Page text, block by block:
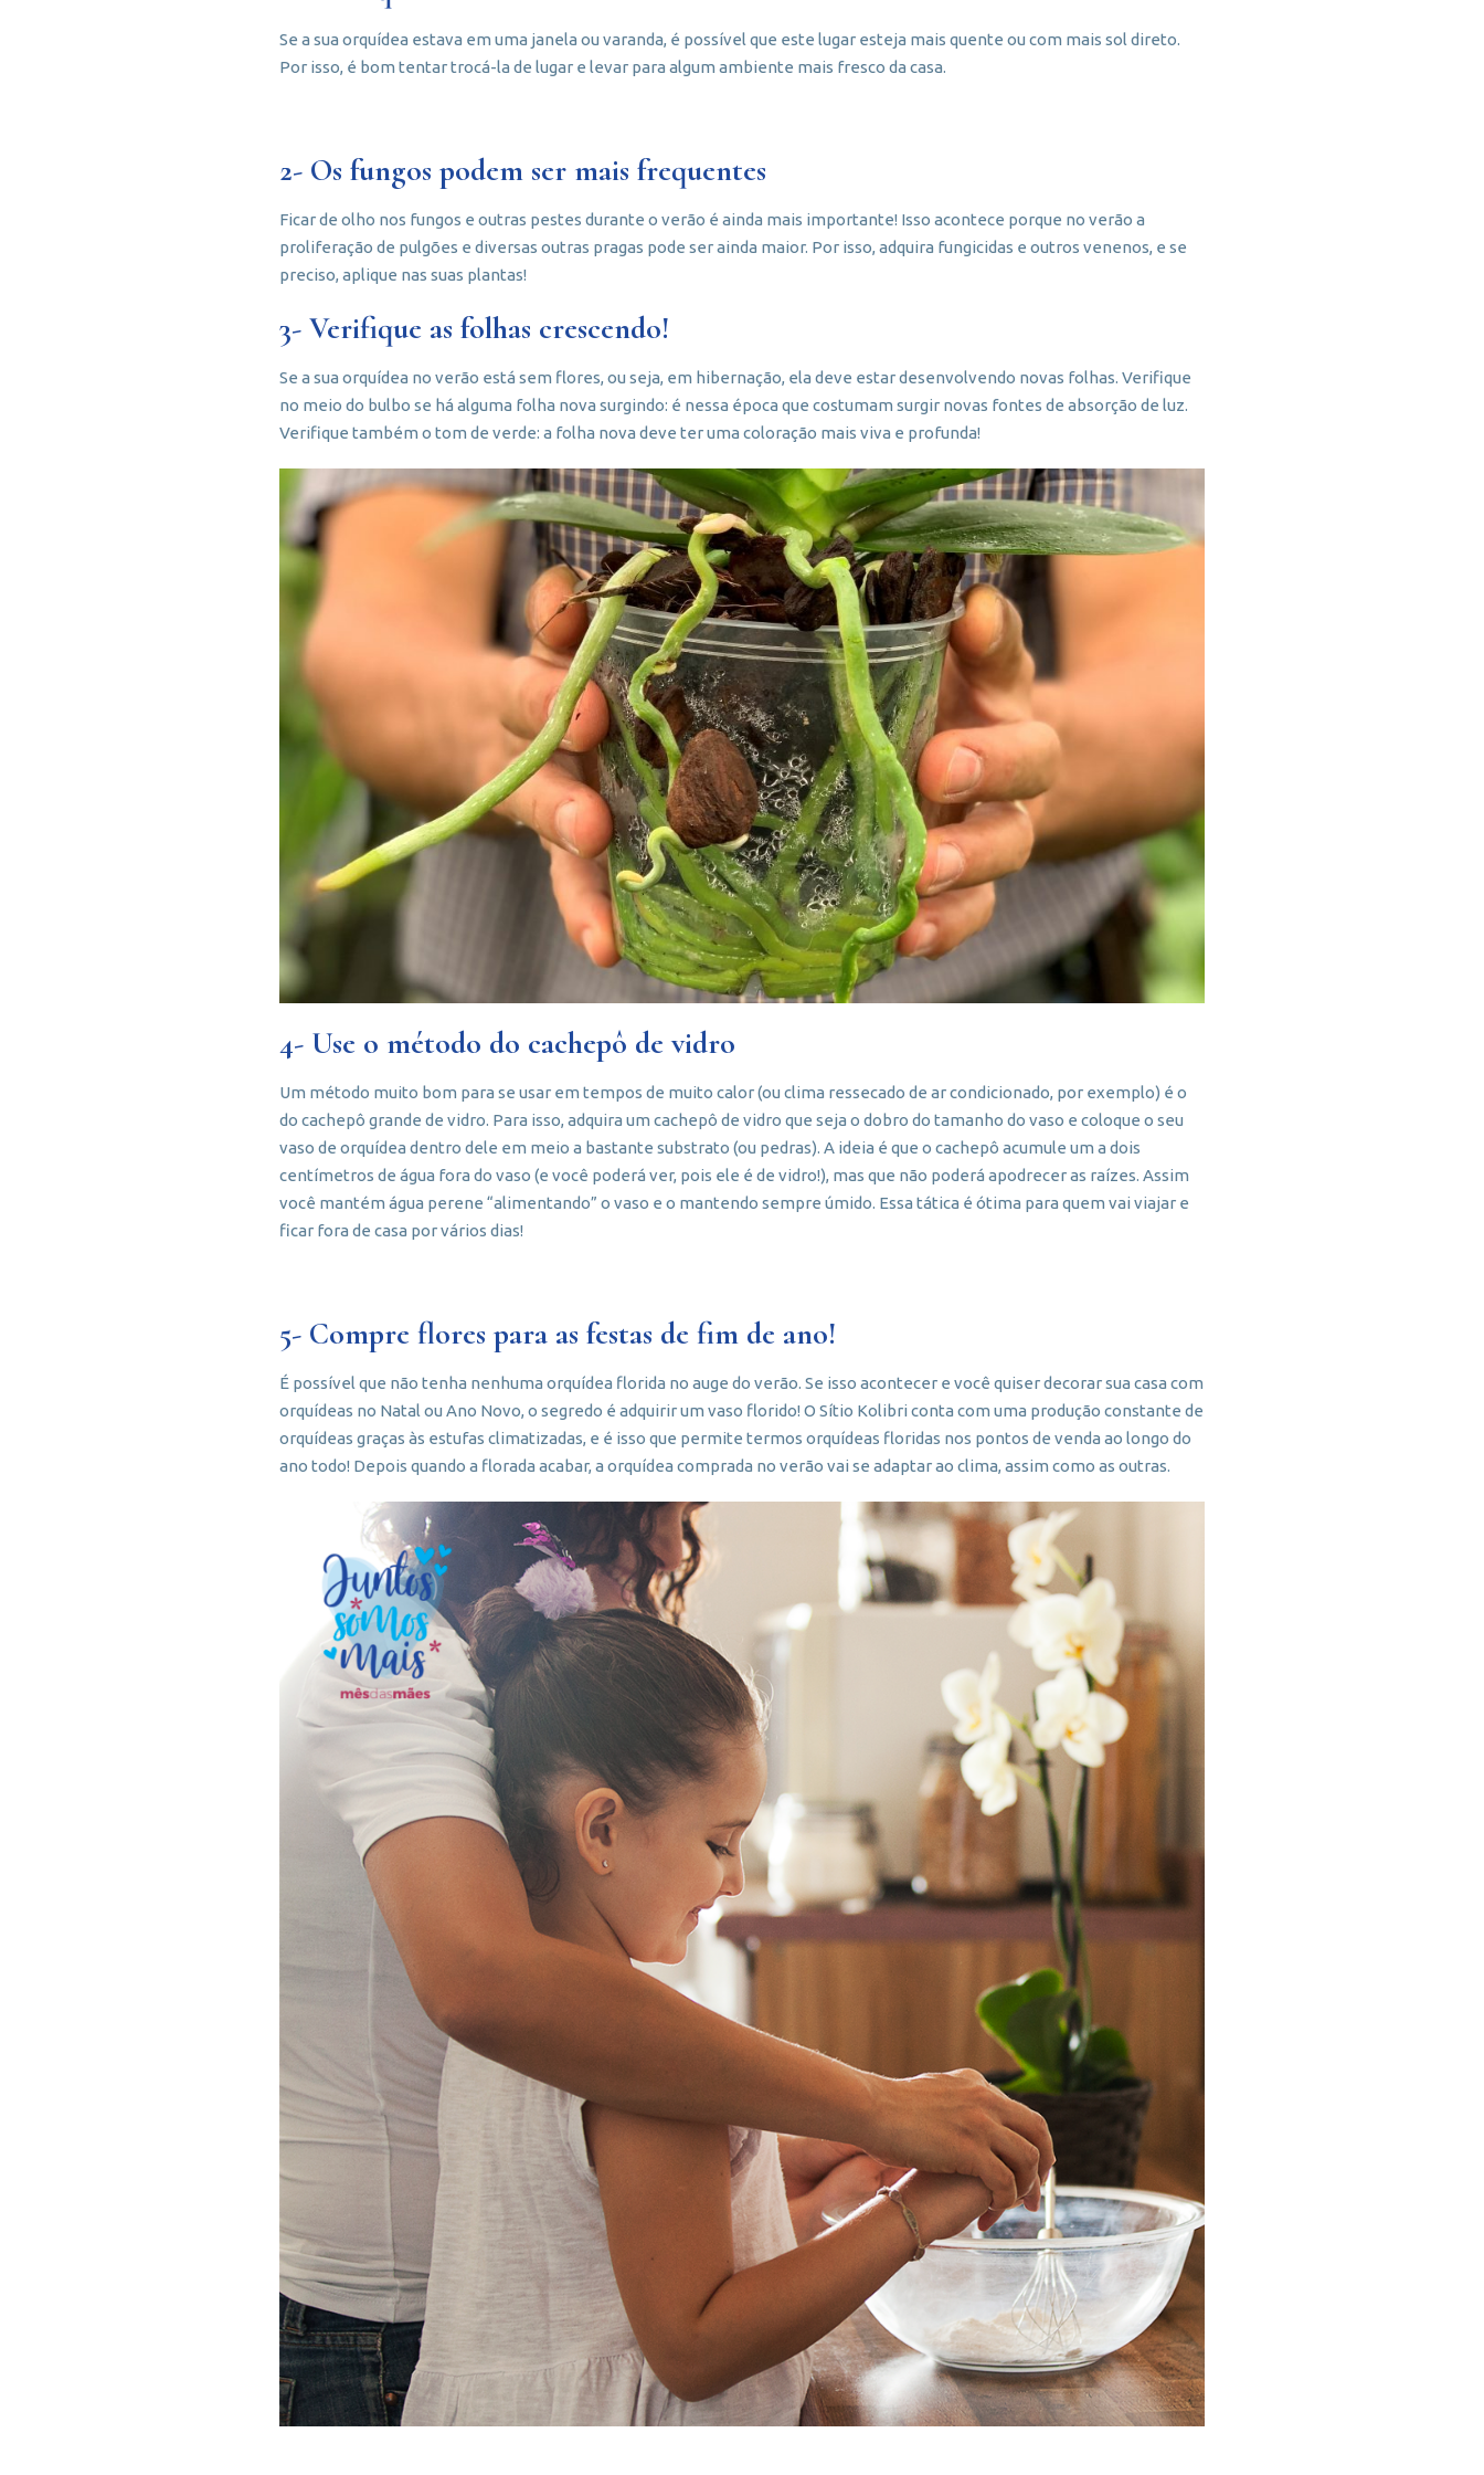
Se a sua orquídea estava em uma janela ou varanda, é possível que este lugar esteja mais quente ou com mais sol direto.
Por isso, é bom tentar trocá-la de lugar e levar para algum ambiente mais fresco da casa.
2- Os fungos podem ser mais frequentes
Ficar de olho nos fungos e outras pestes durante o verão é ainda mais importante! Isso acontece porque no verão a
proliferação de pulgões e diversas outras pragas pode ser ainda maior. Por isso, adquira fungicidas e outros venenos, e se
preciso, aplique nas suas plantas!
3- Verifique as folhas crescendo!
Se a sua orquídea no verão está sem flores, ou seja, em hibernação, ela deve estar desenvolvendo novas folhas. Verifique
no meio do bulbo se há alguma folha nova surgindo: é nessa época que costumam surgir novas fontes de absorção de luz.
Verifique também o tom de verde: a folha nova deve ter uma coloração mais viva e profunda!
4- Use o método do cachepô de vidro
Um método muito bom para se usar em tempos de muito calor (ou clima ressecado de ar condicionado, por exemplo) é o
do cachepô grande de vidro. Para isso, adquira um cachepô de vidro que seja o dobro do tamanho do vaso e coloque o seu
vaso de orquídea dentro dele em meio a bastante substrato (ou pedras). A ideia é que o cachepô acumule um a dois
centímetros de água fora do vaso (e você poderá ver, pois ele é de vidro!), mas que não poderá apodrecer as raízes. Assim
você mantém água perene “alimentando” o vaso e o mantendo sempre úmido. Essa tática é ótima para quem vai viajar e
ficar fora de casa por vários dias!
5- Compre flores para as festas de fim de ano!
É possível que não tenha nenhuma orquídea florida no auge do verão. Se isso acontecer e você quiser decorar sua casa com
orquídeas no Natal ou Ano Novo, o segredo é adquirir um vaso florido! O Sítio Kolibri conta com uma produção constante de
orquídeas graças às estufas climatizadas, e é isso que permite termos orquídeas floridas nos pontos de venda ao longo do
ano todo! Depois quando a florada acabar, a orquídea comprada no verão vai se adaptar ao clima, assim como as outras.